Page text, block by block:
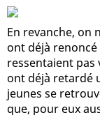
En revanche, on
ont déjà
ressentaient pas
ont déjà retardé
jeunes se
que, pour eux